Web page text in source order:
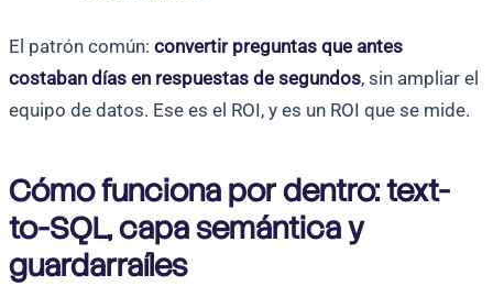
El patrón común: convertir preguntas que antes
costaban días en respuestas de segundos, sin ampliar el
equipo de datos. Ese es el ROI, y es un ROI que se mide.
Cómo funciona por dentro: text-
to-SQL, capa semántica y
guardarraíles